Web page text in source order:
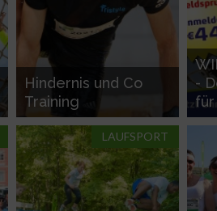
Hindernis und Co
Training
-
LAUFSPORT